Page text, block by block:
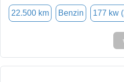
22.500 km Benzin 177 kw